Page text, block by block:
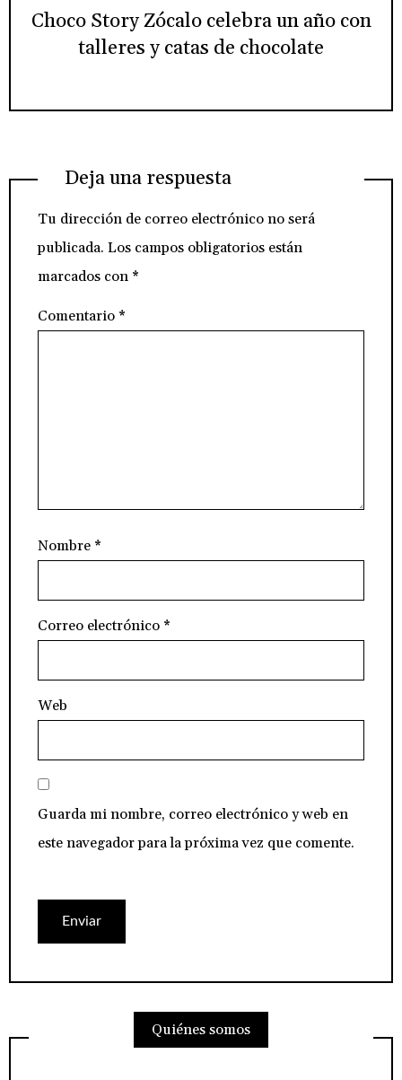
Choco Story Zócalo celebra un año con
talleres y catas de chocolate
Deja una respuesta
Tu dirección de correo electrónico no será
publicada. Los campos obligatorios están
marcados con *
Comentario *
Nombre *
Correo electrónico *
Web
Guarda mi nombre, correo electrónico y web en
este navegador para la próxima vez que comente.
Quiénes somos